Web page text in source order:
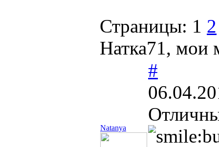
Страницы: 1 2
Натка71, мои
Natanya
#